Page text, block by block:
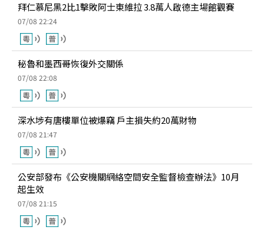
拜仁慕尼黑2比1擊敗阿士東維拉 3.8萬人啟德主場館觀賽
07/08 22:24
秘魯和墨西哥恢復外交關係
07/08 22:08
深水埗有唐樓單位被爆竊 戶主損失約20萬財物
07/08 21:47
公安部發布《公安機關網絡空間安全監督檢查辦法》10月
起生效
07/08 21:15